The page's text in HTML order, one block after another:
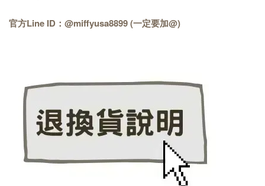
官方Line ID：@miffyusa8899 (一定要加@)